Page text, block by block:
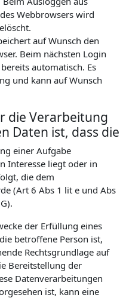
Webbrowsers wird
auf Wunsch den
Beim nächsten Login
automatisch. Es
und kann auf Wunsch
die Verarbeitung
Daten ist, dass die
einer Aufgabe
Interesse liegt oder in
die dem
(Art 6 Abs 1 lit e und Abs
der Erfüllung eines
betroffene Person ist,
Rechtsgrundlage auf
Bereitstellung der
Datenverarbeitungen
ist, kann eine